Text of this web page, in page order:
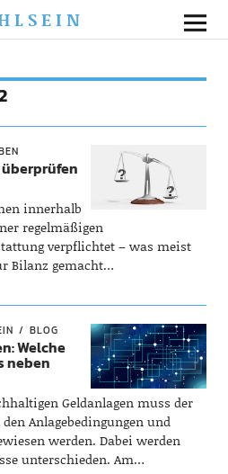
innerhalb
regelmäßigen
verpflichtet – was meist
Bilanz gemacht…
BLOG
Welche
neben
Geldanlagen muss der
Anlagebedingungen und
werden. Dabei werden
unterschieden. Am…